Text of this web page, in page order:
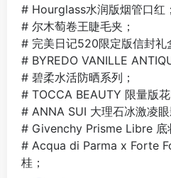
# Hourglass水润版烟管口红；
# 尔木萄卷王睫毛夹；
# 完美日记520限定版信封礼
# BYREDO VANILLE
# 碧柔水活防晒系列；
# TOCCA BEAUTY 限量版花
# ANNA SUI 大理石冰激凌眼
# Givenchy Prisme Libre 底
# Acqua di Parma x Forte
桂；